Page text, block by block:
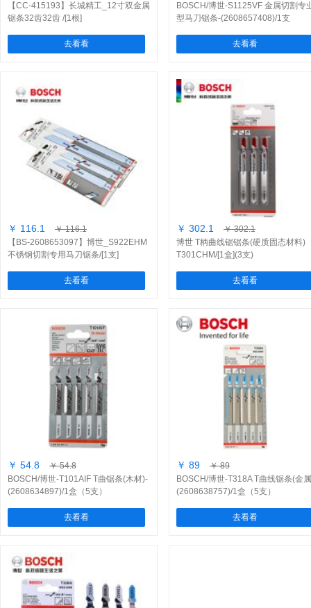
【CC-415193】长城精工_12寸双金属
锯条32齿32齿 /[1根]
去看看
BOSCH/博世-S1125VF 金属切割专
型马刀锯条-(2608657408)/1支
去看看
￥ 116.1
￥ 116.1
【BS-2608653097】博世_S922EHM
不锈钢切割专用马刀锯条/[1支]
去看看
￥ 302.1
￥ 302.1
博世 T柄曲线锯锯条(硬质固态材料)
T301CHM/[1盒](3支)
去看看
￥ 54.8
￥ 54.8
BOSCH/博世-T101AIF T曲锯条(木材)-
(2608634897)/1盒（5支）
去看看
￥ 89
￥ 89
BOSCH/博世-T318A T曲线锯条(金
(2608638757)/1盒（5支）
去看看